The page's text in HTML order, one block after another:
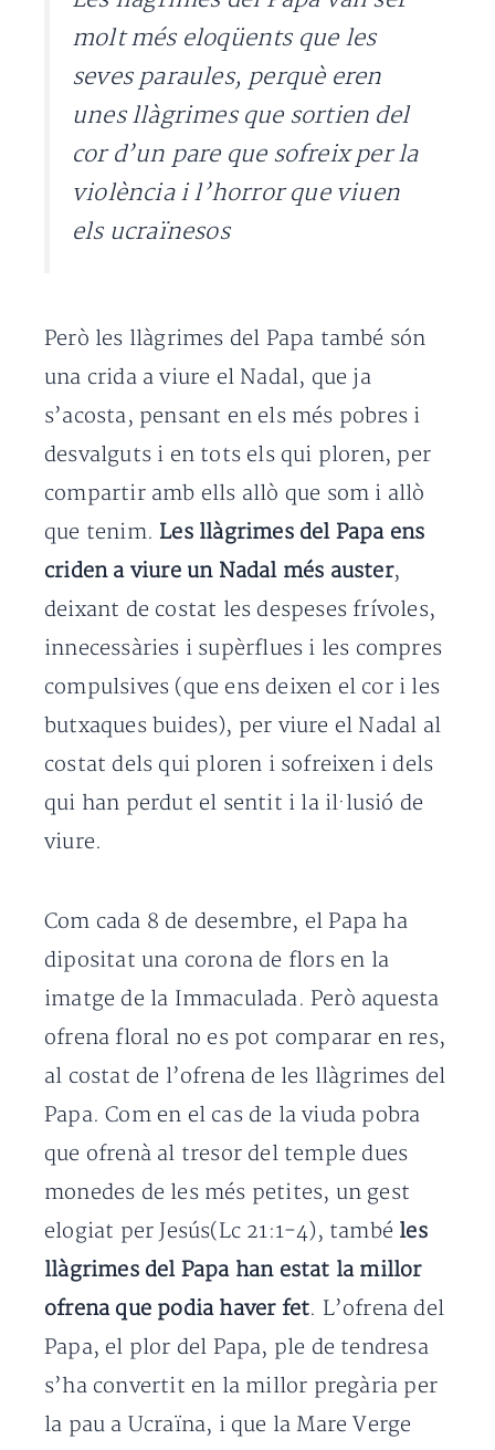
molt més eloqüents que les
seves paraules, perquè eren
unes llàgrimes que sortien del
cor d’un pare que sofreix per la
violència i l’horror que viuen
els ucraïnesos
Però les llàgrimes del Papa també són
una crida a viure el Nadal, que ja
s’acosta, pensant en els més pobres i
desvalguts i en tots els qui ploren, per
compartir amb ells allò que som i allò
que tenim. Les llàgrimes del Papa ens
criden a viure un Nadal més auster,
deixant de costat les despeses frívoles,
innecessàries i supèrflues i les compres
compulsives (que ens deixen el cor i les
butxaques buides), per viure el Nadal al
costat dels qui ploren i sofreixen i dels
qui han perdut el sentit i la il·lusió de
viure.
Com cada 8 de desembre, el Papa ha
dipositat una corona de flors en la
imatge de la Immaculada. Però aquesta
ofrena floral no es pot comparar en res,
al costat de l’ofrena de les llàgrimes del
Papa. Com en el cas de la viuda pobra
que ofrenà al tresor del temple dues
monedes de les més petites, un gest
elogiat per Jesús(Lc 21:1-4), també les
llàgrimes del Papa han estat la millor
ofrena que podia haver fet. L’ofrena del
Papa, el plor del Papa, ple de tendresa
s’ha convertit en la millor pregària per
la pau a Ucraïna, i que la Mare Verge